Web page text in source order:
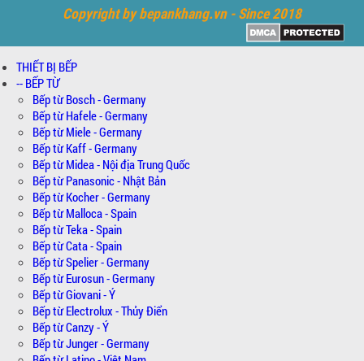
Copyright by bepankhang.vn - Since 2018
THIẾT BỊ BẾP
-- BẾP TỪ
Bếp từ Bosch - Germany
Bếp từ Hafele - Germany
Bếp từ Miele - Germany
Bếp từ Kaff - Germany
Bếp từ Midea - Nội địa Trung Quốc
Bếp từ Panasonic - Nhật Bản
Bếp từ Kocher - Germany
Bếp từ Malloca - Spain
Bếp từ Teka - Spain
Bếp từ Cata - Spain
Bếp từ Spelier - Germany
Bếp từ Eurosun - Germany
Bếp từ Giovani - Ý
Bếp từ Electrolux - Thủy Điển
Bếp từ Canzy - Ý
Bếp từ Junger - Germany